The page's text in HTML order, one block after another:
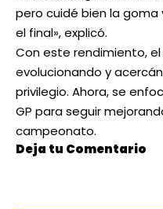
pero cuidé bien la
el final», explicó.
Con este rendimiento,
evolucionando y
privilegio. Ahora, se
GP para seguir
campeonato.
Deja tu Comentario